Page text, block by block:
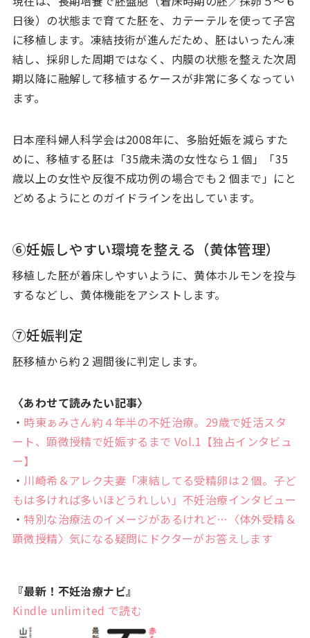
日後）の状態まで育てた胚を、カテーテルを使って子宮
に移植します。凍結技術が進んだため、胚はいったん凍
結し、採卵した周期ではなく、内膜の状態を整えた次周
期以降に融解して移植するケースが非常に多くなってい
ます。
日本産科婦人科学会は2008年に、多胎妊娠を減らすた
めに、移植する胚は「35歳未満の女性なら１個」「35
歳以上の女性や反復不成功例の場合でも２個まで」にと
どめるようにとのガイドラインを出しています。
⑥妊娠しやすい環境を整える（黄体管理）
移植した胚が着床しやすいように、黄体ホルモンを投与
するなどし、黄体機能をアシストします。
⑦妊娠判定
胚移植から約２週間後に判定します。
〈あわせて読みたい記事〉
・ 時東ぁみさん約４年半の不妊治療。29歳で妊活スタ
ート、顕微授精で妊娠するまで Vol.1【独占インタビュ
ー】
・ 川崎希＆アレク夫妻「凍結してる受精卵は２個。子ど
もは多ければ多いほどうれしい」不妊治療インタビュー
・ 特別な治療法のイメージがあるけれど…〈体外受精＆
顕微授精〉気になる疑問にドクターがお答えします
『最新！不妊治療ナビ』
Kindle unlimited で読む